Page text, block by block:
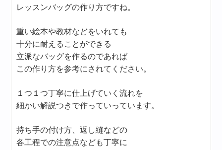
レッスンバッグの作り方ですね。
重い絵本や教材などをいれても
十分に耐えることができる
立派なバッグを作るのであれば
この作り方を参考にされてください。
１つ１つ丁寧に仕上げていく流れを
細かい解説つきで作っていっています。
持ち手の付け方、返し縫などの
各工程での注意点なども丁寧に